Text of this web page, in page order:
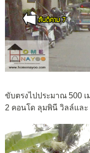
ขับตรงไปประมาณ 500 เ
2 คอนโด ลุมพินี วิลล์แล